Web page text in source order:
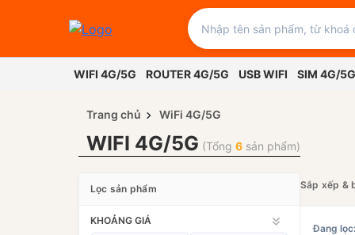
WIFI 4G/5G ROUTER 4G/5G USB WIFI SIM 4G/5G
Trang chủ WiFi 4G/5G
WIFI 4G/5G (Tổng 6 sản phẩm)
Lọc sản phẩm
KHOẢNG GIÁ
Sắp xếp &
Đang lọc: